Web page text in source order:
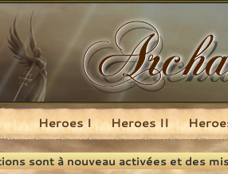
Heroes I Heroes II
sont à nouveau activées et des